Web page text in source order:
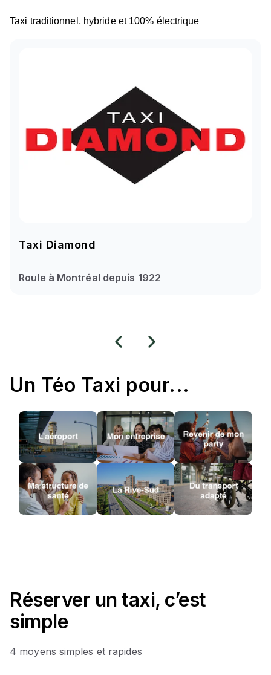
Taxi traditionnel, hybride et 100% électrique
Taxi Diamond
Roule à Montréal depuis 1922
Un Téo Taxi pour...
Réserver un taxi, c’est
simple
4 moyens simples et rapides